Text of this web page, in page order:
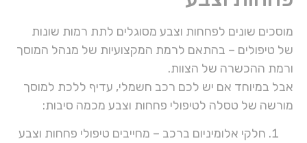
מוסכים שונים לפחחות וצבע מסוגלים לתת רמות שונות
של טיפולים – בהתאם לרמת המקצועיות של מנהל המוסך
ורמת ההכשרה של הצוות.
אבל במיוחד אם יש לכם רכב חשמלי, עדיף ללכת למוסך
מורשה של טסלה לטיפולי פחחות וצבע מכמה סיבות:
חלקי אלומיניום ברכב – מחייבים טיפולי פחחות וצבע